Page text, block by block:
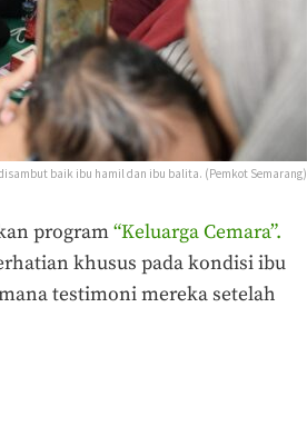
baik ibu hamil dan ibu balita. (Pemkot Semarang)
program“Keluarga Cemara”.
khusus pada kondisi ibu
testimoni mereka setelah